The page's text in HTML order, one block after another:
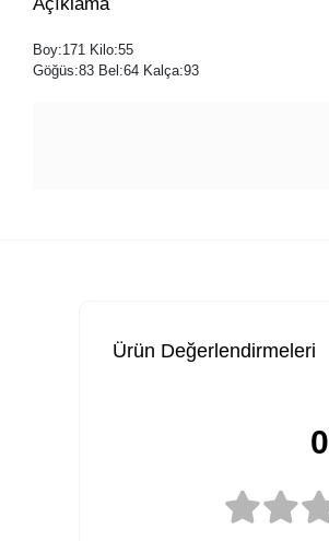
Boy:171 Kilo:55
Göğüs:83 Bel:64 Kalça:93
Ürün Değerlendirmeleri
0